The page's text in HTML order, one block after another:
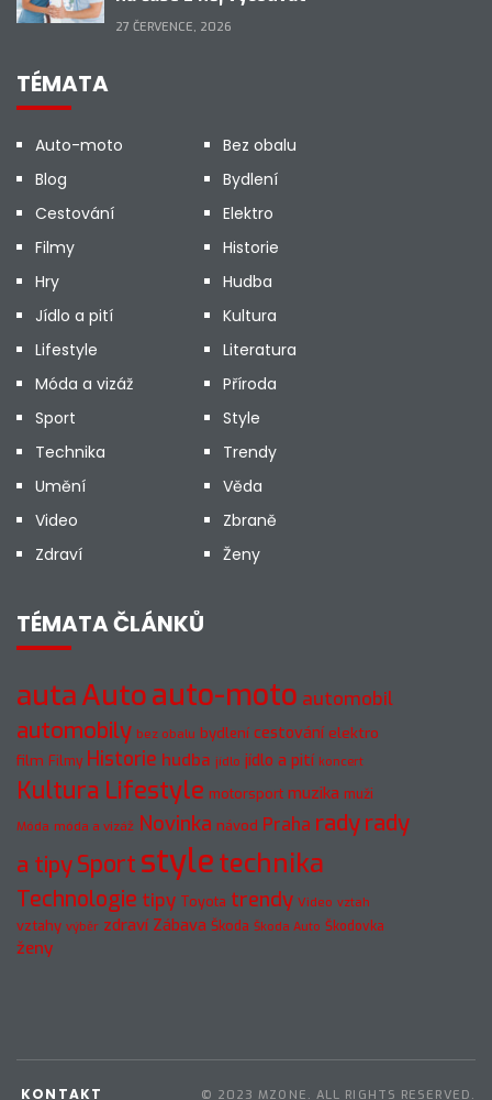
27 ČERVENCE, 2026
TÉMATA
Auto-moto
Bez obalu
Blog
Bydlení
Cestování
Elektro
Filmy
Historie
Hry
Hudba
Jídlo a pití
Kultura
Lifestyle
Literatura
Móda a vizáž
Příroda
Sport
Style
Technika
Trendy
Umění
Věda
Video
Zbraně
Zdraví
Ženy
TÉMATA ČLÁNKŮ
autaAutoauto-moto automobil
automobily bez obalu bydlení cestování elektro
film Filmy Historie hudba jídlo jídlo a pití koncert
Kultura Lifestyle motorsport muzika muži
Móda móda a vizáž Novinka návod Praha radyrady
a tipySport styletechnika
Technologie tipy Toyota trendy Video vztah
vztahy výběr zdraví Zábava Škoda Škoda Auto Škodovka
ženy
© 2023 MZONE. ALL RIGHTS RESERVED.
KONTAKT